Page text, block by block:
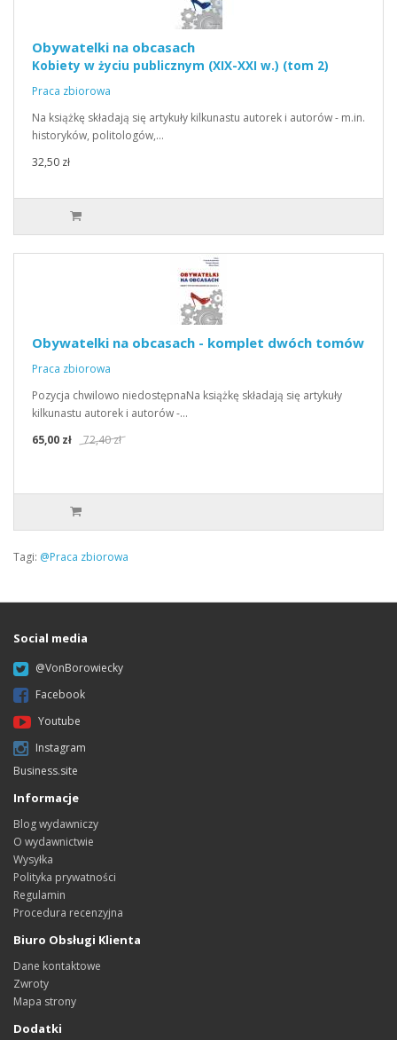
Obywatelki na obcasach
Kobiety w życiu publicznym (XIX-XXI w.) (tom 2)
Praca zbiorowa
Na książkę składają się artykuły kilkunastu autorek i autorów - m.in.
historyków, politologów,…
32,50 zł
Obywatelki na obcasach - komplet dwóch tomów
Praca zbiorowa
Pozycja chwilowo niedostępnaNa książkę składają się artykuły
kilkunastu autorek i autorów -…
65,00 zł
72,40 zł
Tagi: @Praca zbiorowa
Social media
@VonBorowiecky
Facebook
Youtube
Instagram
Business.site
Informacje
Blog wydawniczy
O wydawnictwie
Wysyłka
Polityka prywatności
Regulamin
Procedura recenzyjna
Biuro Obsługi Klienta
Dane kontaktowe
Zwroty
Mapa strony
Dodatki